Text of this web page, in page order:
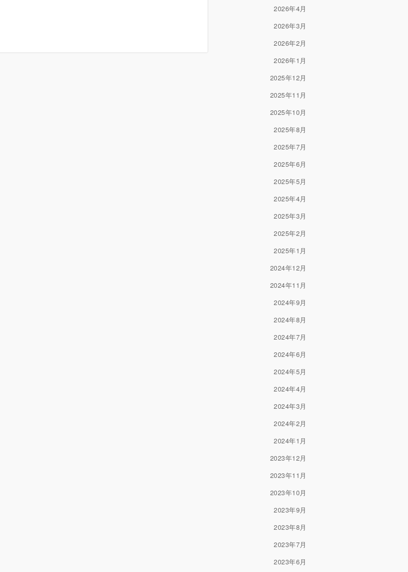
2026年4月
2026年3月
2026年2月
2026年1月
2025年12月
2025年11月
2025年10月
2025年8月
2025年7月
2025年6月
2025年5月
2025年4月
2025年3月
2025年2月
2025年1月
2024年12月
2024年11月
2024年9月
2024年8月
2024年7月
2024年6月
2024年5月
2024年4月
2024年3月
2024年2月
2024年1月
2023年12月
2023年11月
2023年10月
2023年9月
2023年8月
2023年7月
2023年6月